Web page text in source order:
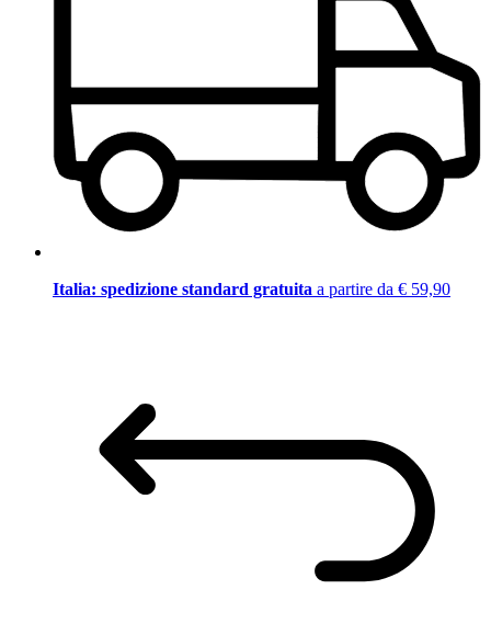
Italia: spedizione standard gratuita a partire da € 59,90